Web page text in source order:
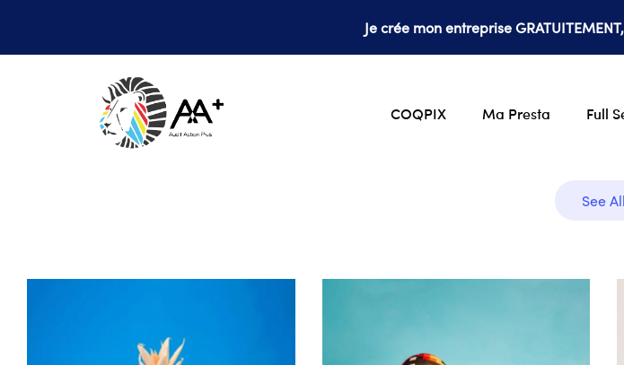
Je crée mon entreprise
COQPIX Ma Presta Full
See All